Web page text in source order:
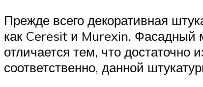
Прежде всего декоративная
как Ceresit и Murexin. Фасадный
отличается тем, что
соответственно, данной